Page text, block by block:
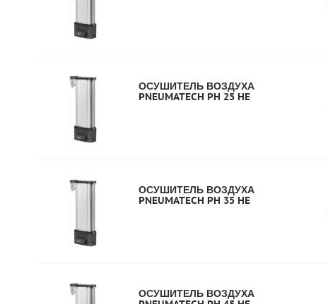
ОСУШИТЕЛЬ ВОЗДУХА
PNEUMATECH PH 25 HE
ОСУШИТЕЛЬ ВОЗДУХА
PNEUMATECH PH 35 HE
ОСУШИТЕЛЬ ВОЗДУХА